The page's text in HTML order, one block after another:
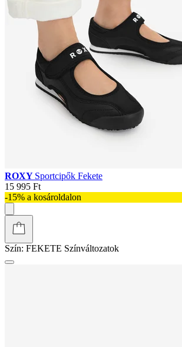
ROXY Sportcipők Fekete
15 995 Ft
-15% a kosároldalon
Szín: FEKETE Színváltozatok